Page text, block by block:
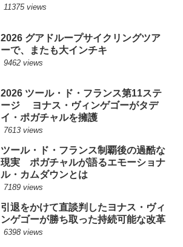
11375 views
2026 グアドループサイクリングツア
ーで、またも大インチキ
9462 views
2026 ツール・ド・フランス第11ステ
ージ ヨナス・ヴィンゲゴーがタデ
イ・ポガチャルを擁護
7613 views
ツール・ド・フランス制覇後の過酷な
現実 ポガチャルが語るエモーショナ
ル・カムダウンとは
7189 views
引退をかけて直談判したヨナス・ヴィ
ンゲゴーが勝ち取った持続可能な改革
6398 views